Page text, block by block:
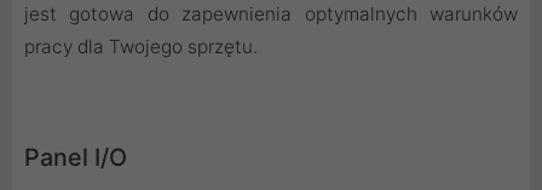
jest gotowa do zapewnienia optymalnych warunków
pracy dla Twojego sprzętu.
Panel I/O